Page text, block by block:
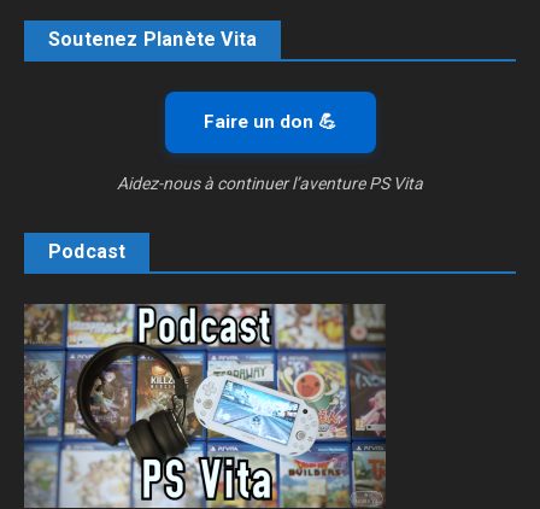
Soutenez Planète Vita
Faire un don 💪
Aidez-nous à continuer l’aventure PS Vita
Podcast